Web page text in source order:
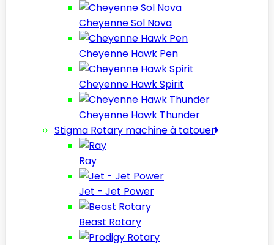
Cheyenne Sol Nova
Cheyenne Hawk Pen
Cheyenne Hawk Spirit
Cheyenne Hawk Thunder
Stigma Rotary machine à tatouer
Ray
Jet - Jet Power
Beast Rotary